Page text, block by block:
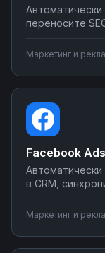
Автоматически
переносите
в Telegram или
вашими
через Nodul
Маркетинг и
Facebook
в CRM,
результатах в
интеграции
Маркетинг и